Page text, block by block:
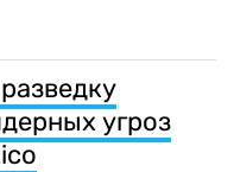
угроз